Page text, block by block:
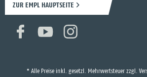
ZUR EMPL HAUPTSEITE
* Alle Preise inkl. gesetzl. Mehrwertsteuer zzgl.